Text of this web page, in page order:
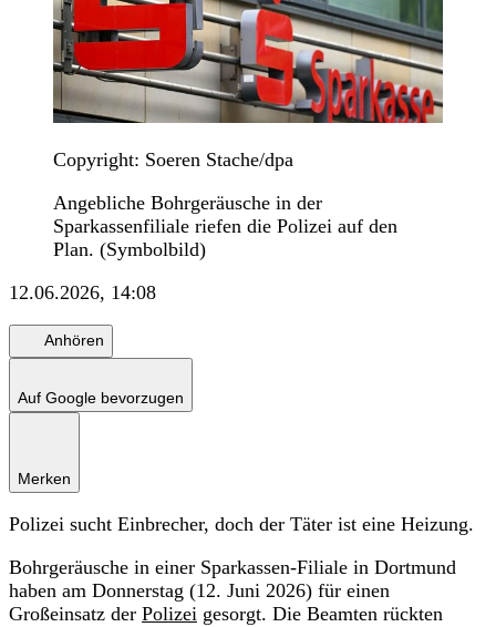
Copyright: Soeren Stache/dpa
Angebliche Bohrgeräusche in der
Sparkassenfiliale riefen die Polizei auf den
Plan. (Symbolbild)
12.06.2026, 14:08
Anhören
Auf Google bevorzugen
Merken
Polizei sucht Einbrecher, doch der Täter ist eine Heizung.
Bohrgeräusche in einer Sparkassen-Filiale in Dortmund
haben am Donnerstag (12. Juni 2026) für einen
Großeinsatz der Polizei gesorgt. Die Beamten rückten